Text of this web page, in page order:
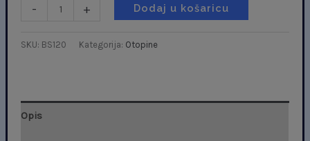
- + Dodaj u košaricu
SKU: BS120 Kategorija: Otopine
Opis